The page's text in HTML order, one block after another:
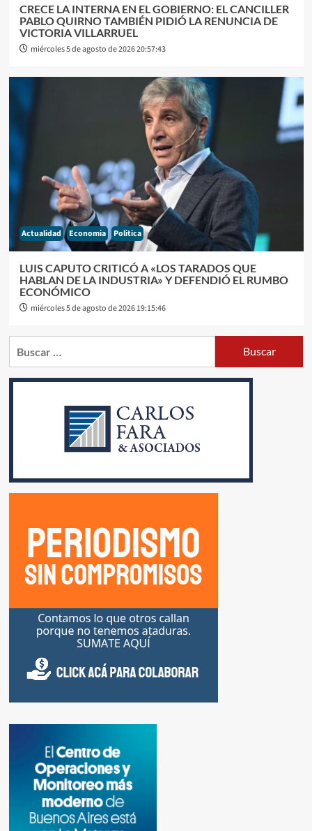
CRECE LA INTERNA EN EL GOBIERNO: EL CANCILLER
PABLO QUIRNO TAMBIÉN PIDIÓ LA RENUNCIA DE
VICTORIA VILLARRUEL
miércoles 5 de agosto de 2026 20:57:43
Actualidad Economia Politica
LUIS CAPUTO CRITICÓ A «LOS TARADOS QUE
HABLAN DE LA INDUSTRIA» Y DEFENDIÓ EL RUMBO
ECONÓMICO
miércoles 5 de agosto de 2026 19:15:46